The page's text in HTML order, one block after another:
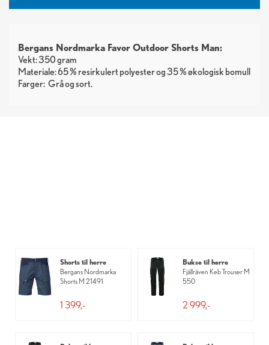
Bergans Nordmarka Favor Outdoor Shorts Man:
Vekt: 350 gram
Materiale: 65 % resirkulert polyester og 35 % økologisk bomull
Farger: Grå sort
Shorts til herre
Bergans Nordmarka
Shorts M 21491
1 399,-
Bukse til herre
Fjällräven Keb Trouser M
550
2 999,-